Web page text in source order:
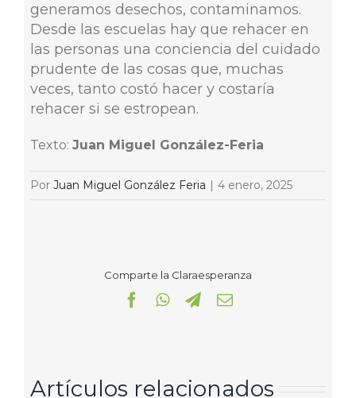
generamos desechos, contaminamos.
Desde las escuelas hay que rehacer en
las personas una conciencia del cuidado
prudente de las cosas que, muchas
veces, tanto costó hacer y costaría
rehacer si se estropean.
Texto: Juan Miguel González-Feria
Por Juan Miguel González Feria | 4 enero, 2025
Comparte la Claraesperanza
Facebook
WhatsApp
Telegram
Correo
Artículos relacionados